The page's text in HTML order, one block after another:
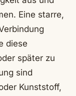
Eine starre,
diese
später zu
sind
Kunststoff,